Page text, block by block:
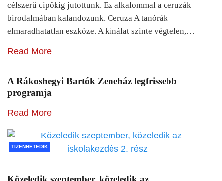
célszerű cipőkig jutottunk. Ez alkalommal a ceruzák
birodalmában kalandozunk. Ceruza A tanórák
elmaradhatatlan eszköze. A kínálat szinte végtelen,…
Read More
A Rákoshegyi Bartók Zeneház legfrissebb
programja
Read More
TIZENHETEDIK